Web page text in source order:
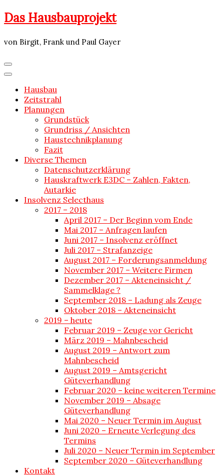
Skip
to
Das Hausbauprojekt
von Birgit, Frank und Paul Gayer
Hausbau
Zeitstrahl
Planungen
Grundstück
Grundriss / Ansichten
Haustechnikplanung
Fazit
Diverse Themen
Datenschutzerklärung
Hauskraftwerk E3DC – Zahlen, Fakten,
Autarkie
Insolvenz Selecthaus
2017 – 2018
April 2017 – Der Beginn vom Ende
Mai 2017 – Anfragen laufen
Juni 2017 – Insolvenz eröffnet
Juli 2017 – Strafanzeige
August 2017 – Forderungsanmeldung
November 2017 – Weitere Firmen
Dezember 2017 – Akteneinsicht /
Sammelklage ?
September 2018 – Ladung als Zeuge
Oktober 2018 – Akteneinsicht
2019 – heute
Februar 2019 – Zeuge vor Gericht
März 2019 – Mahnbescheid
August 2019 – Antwort zum
Mahnbescheid
August 2019 – Amtsgericht
Güteverhandlung
Februar 2020 – keine weiteren Termine
November 2019 – Absage
Güteverhandlung
Mai 2020 – Neuer Termin im August
Juni 2020 – Erneute Verlegung des
Termins
Juli 2020 – Neuer Termin im September
September 2020 – Güteverhandlung
Kontakt